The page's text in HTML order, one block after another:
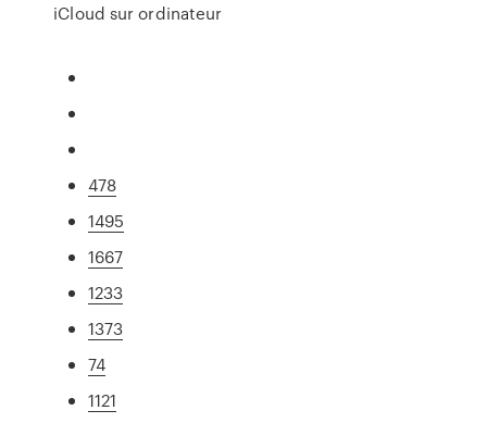
iCloud sur ordinateur
478
1495
1667
1233
1373
74
1121